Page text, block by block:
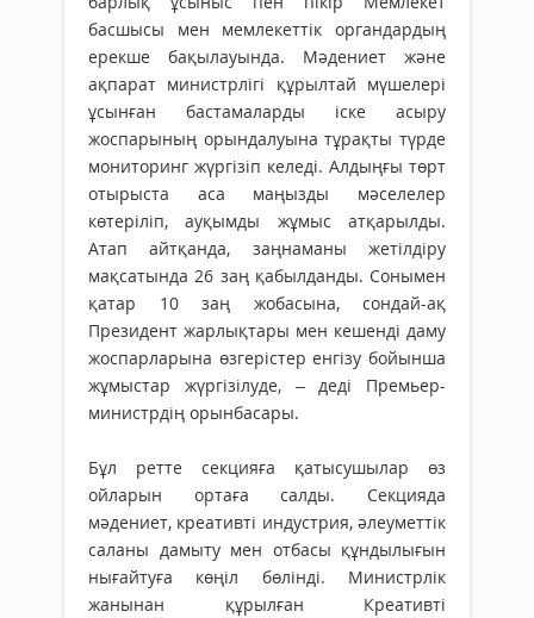
басшысы мен мемлекеттік органдардың
ерекше бақылауында. Мәдениет және
ақпарат министр­лігі құрылтай мүшелері
ұсынған бастамаларды іске асыру
жоспарының орындалуына тұрақты түрде
мониторинг жүргізіп келеді. Алдыңғы төрт
отырыста аса маңызды мәселелер
көтеріліп, ауқымды жұмыс атқарылды.
Атап айт­қанда, заңнаманы жетілдіру
мақсатында 26 заң қабылданды. Сонымен
қатар 10 заң жоба­сына, сондай-ақ
Президент жарлықтары мен кешенді даму
жоспарларына өзгерістер енгізу бойынша
жұмыстар жүргізілуде, – деді Премьер-
министрдің орынбасары.
Бұл ретте секцияға қатысушылар өз
ойларын ортаға салды. Секцияда
мәдениет, креативті индустрия, әлеуметтік
саланы дамыту мен отбасы құндылығын
нығайтуға көңіл бөлінді. Министрлік
жанынан құрылған Креативті